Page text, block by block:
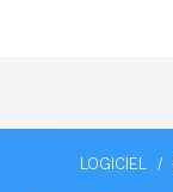
LOGICIEL /